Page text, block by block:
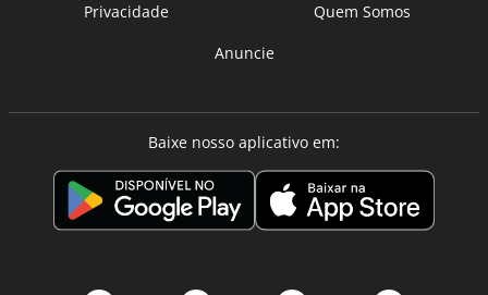
Privacidade
Quem Somos
Anuncie
Baixe nosso aplicativo em: